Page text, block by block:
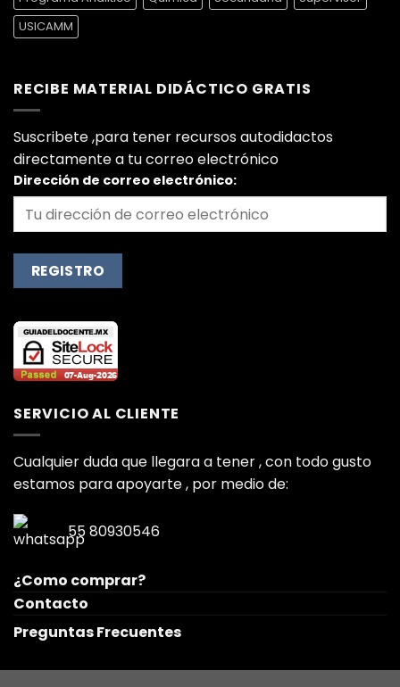
USICAMM
RECIBE MATERIAL DIDÁCTICO GRATIS
Suscribete ,para tener recursos autodidactos
directamente a tu correo electrónico
Dirección de correo electrónico:
SERVICIO AL CLIENTE
Cualquier duda que llegara a tener , con todo gusto
estamos para apoyarte , por medio de:
55 80930546
¿Como comprar?
Contacto
Preguntas Frecuentes